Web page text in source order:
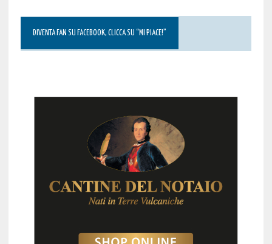
DIVENTA FAN SU FACEBOOK, CLICCA SU “MI PIACE!”